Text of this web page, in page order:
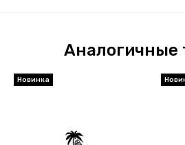
Аналогичные
Новинка